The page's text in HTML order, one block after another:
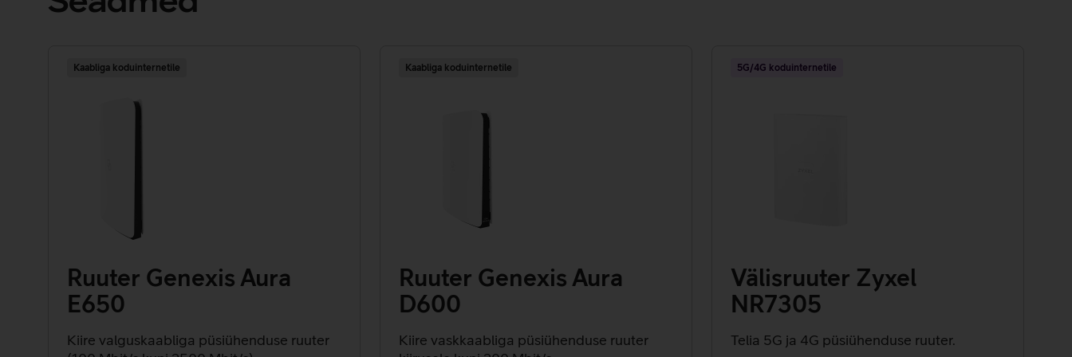
Kaabliga koduinternetile
Ruuter Genexis Aura
E650
Kiire valguskaabliga püsiühenduse ruuter
Kaabliga koduinternetile
Ruuter Genexis Aura
D600
Kiire vaskkaabliga püsiühenduse ruuter
5G/4G koduinternetile
Välisruuter Zyxel
NR7305
Telia 5G ja 4G püsiühenduse ruuter.